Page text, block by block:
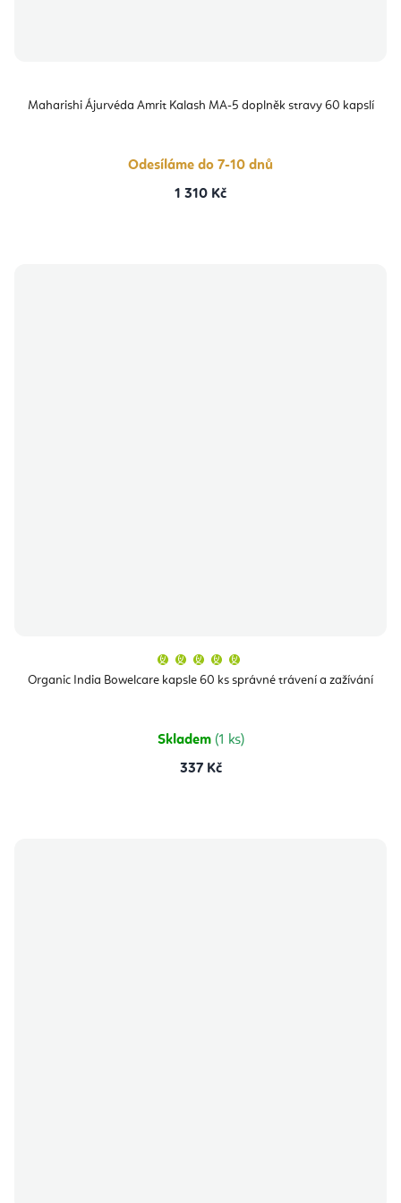
Maharishi Ájurvéda Amrit Kalash MA-5 doplněk stravy 60 kapslí
Odesíláme do 7-10 dnů
1 310 Kč
Organic India Bowelcare kapsle 60 ks správné trávení a zažívání
produktu
je
Skladem (1 ks)
337 Kč